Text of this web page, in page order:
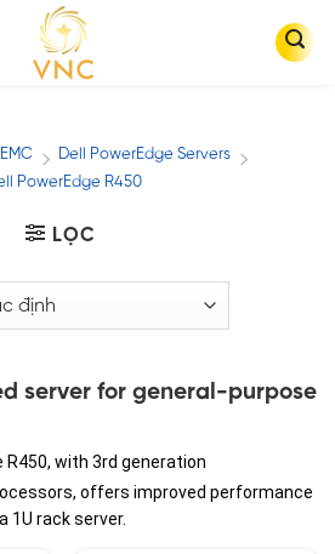
/ Dell PowerEdge Servers
/
PowerEdge R450
LỌC
server for general-purpose
R450, with 3rd generation
offers improved performance
1U rack server.